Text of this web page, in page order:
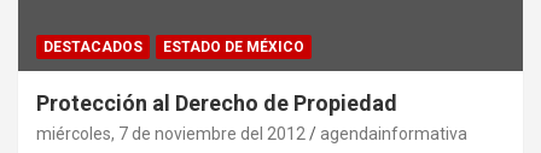
DESTACADOS ESTADO DE MÉXICO
Protección al Derecho de Propiedad
miércoles, 7 de noviembre del 2012 agendainformativa